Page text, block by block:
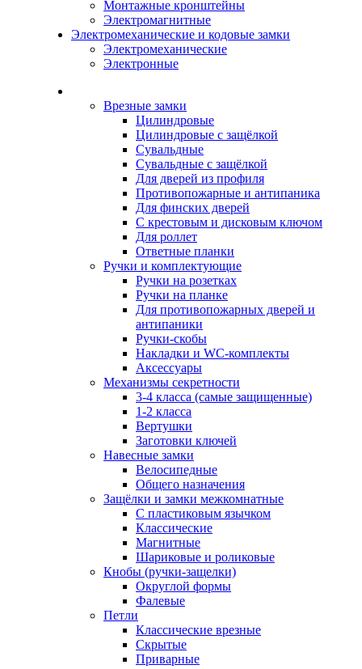
Монтажные кронштейны
Электромагнитные
Электромеханические и кодовые замки
Электромеханические
Электронные
Врезные замки
Цилиндровые
Цилиндровые с защёлкой
Сувальдные
Сувальдные с защёлкой
Для дверей из профиля
Противопожарные и антипаника
Для финских дверей
С крестовым и дисковым ключом
Для роллет
Ответные планки
Ручки и комплектующие
Ручки на розетках
Ручки на планке
Для противопожарных дверей и
антипаники
Ручки-скобы
Накладки и WC-комплекты
Аксессуары
Механизмы секретности
3-4 класса (самые защищенные)
1-2 класса
Вертушки
Заготовки ключей
Навесные замки
Велосипедные
Общего назначения
Защёлки и замки межкомнатные
С пластиковым язычком
Классические
Магнитные
Шариковые и роликовые
Кнобы (ручки-защелки)
Округлой формы
Фалевые
Петли
Классические врезные
Скрытые
Приварные